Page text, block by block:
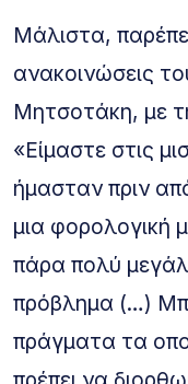
Μάλιστα,
ανακοινώσεις
Μητσοτάκη, με
«Είμαστε στις
ήμασταν πριν
μια φορολογική
πάρα πολύ
πρόβλημα (…)
πράγματα τα